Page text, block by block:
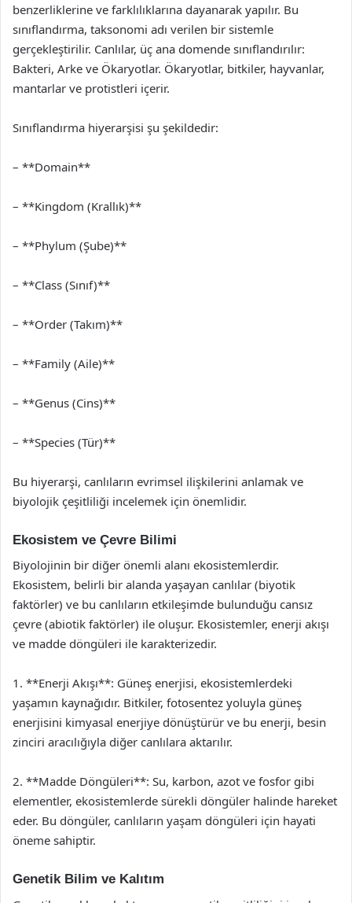
benzerliklerine ve farklılıklarına dayanarak yapılır. Bu
sınıflandırma, taksonomi adı verilen bir sistemle
gerçekleştirilir. Canlılar, üç ana domende sınıflandırılır:
Bakteri, Arke ve Ökaryotlar. Ökaryotlar, bitkiler, hayvanlar,
mantarlar ve protistleri içerir.
Sınıflandırma hiyerarşisi şu şekildedir:
– **Domain**
– **Kingdom (Krallık)**
– **Phylum (Şube)**
– **Class (Sınıf)**
– **Order (Takım)**
– **Family (Aile)**
– **Genus (Cins)**
– **Species (Tür)**
Bu hiyerarşi, canlıların evrimsel ilişkilerini anlamak ve
biyolojik çeşitliliği incelemek için önemlidir.
Ekosistem ve Çevre Bilimi
Biyolojinin bir diğer önemli alanı ekosistemlerdir.
Ekosistem, belirli bir alanda yaşayan canlılar (biyotik
faktörler) ve bu canlıların etkileşimde bulunduğu cansız
çevre (abiotik faktörler) ile oluşur. Ekosistemler, enerji akışı
ve madde döngüleri ile karakterizedir.
1. **Enerji Akışı**: Güneş enerjisi, ekosistemlerdeki
yaşamın kaynağıdır. Bitkiler, fotosentez yoluyla güneş
enerjisini kimyasal enerjiye dönüştürür ve bu enerji, besin
zinciri aracılığıyla diğer canlılara aktarılır.
2. **Madde Döngüleri**: Su, karbon, azot ve fosfor gibi
elementler, ekosistemlerde sürekli döngüler halinde hareket
eder. Bu döngüler, canlıların yaşam döngüleri için hayati
öneme sahiptir.
Genetik Bilim ve Kalıtım